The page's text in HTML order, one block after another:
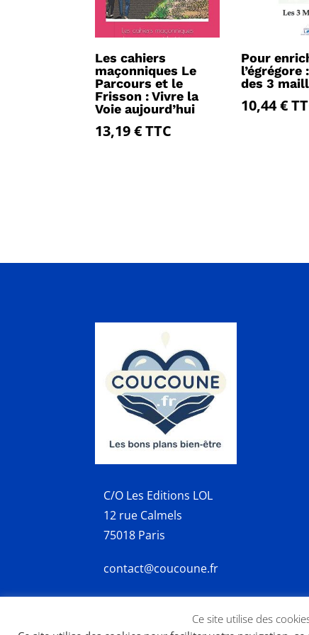
Les cahiers
maçonniques Le
Parcours et le
Frisson : Vivre la
Voie aujourd’hui
13,19€ TTC
Pour
l’égrégore
des 3
10,44€
C/O Les Editions LOL
12 rue Calmels
75018 Paris
contact@coucoune.fr
Ce site utilise des